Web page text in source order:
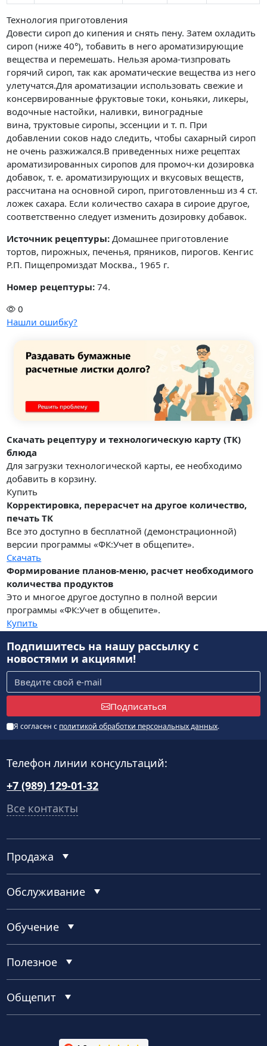
Технология приготовления
Довести сироп до кипения и снять пену. Затем охладить
сироп (ниже 40°), тобавить в него ароматизирующие
вещества и перемешать. Нельзя арома-тизпровать
горячий сироп, так как ароматические вещества из него
улетучатся.Для ароматизации использовать свежие и
консервированные фруктовые токи, коньяки, ликеры,
водочные настойки, наливки, виноградные
вина, труктовые сиропы, эссенции и т. п. При
добавлении соков надо следить, чтобы сахарный сироп
не очень разжижался.В приведенных ниже рецептах
ароматизированных сиропов для промоч-ки дозировка
добавок, т. е. ароматизирующих и вкусовых веществ,
рассчитана на основной сироп, приготовленньш из 4 ст.
ложек сахара. Если количество сахара в сироие другое,
соответственно следует изменить дозировку добавок.
Источник рецептуры: Домашнее приготовление
тортов, пирожных, печенья, пряников, пирогов. Кенгис
Р.П. Пищепромиздат Москва., 1965 г.
Номер рецептуры: 74.
0
Нашли ошибку?
Скачать рецептуру и технологическую карту (ТК)
блюда
Для загрузки технологической карты, ее необходимо
добавить в корзину.
Купить
Корректировка, перерасчет на другое количество,
печать ТК
Все это доступно в бесплатной (демонстрационной)
версии программы «ФК:Учет в общепите».
Скачать
Формирование планов-меню, расчет необходимого
количества продуктов
Это и многое другое доступно в полной версии
программы «ФК:Учет в общепите».
Купить
Подпишитесь на нашу рассылкус
новостями и акциями!
Подписаться
Я согласен с политикой обработки персональных данных.
Телефон линии консультаций:
+7 (989) 129-01-32
Все контакты
Продажа
Обслуживание
Обучение
Полезное
Общепит